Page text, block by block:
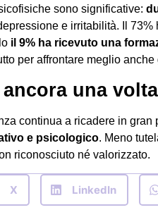
sono significative:
e irritabilità. Il
il 9% ha ricevuto una
per affrontare meglio
una
continua a ricadere in
e psicologico. Meno
riconosciuto né valorizzato.
X LinkedIn